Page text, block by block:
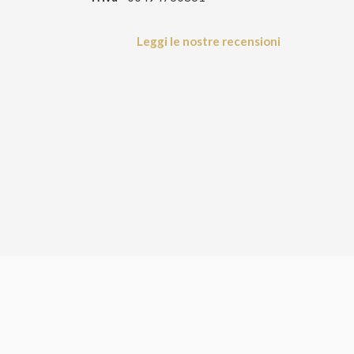
Leggi le nostre recensioni